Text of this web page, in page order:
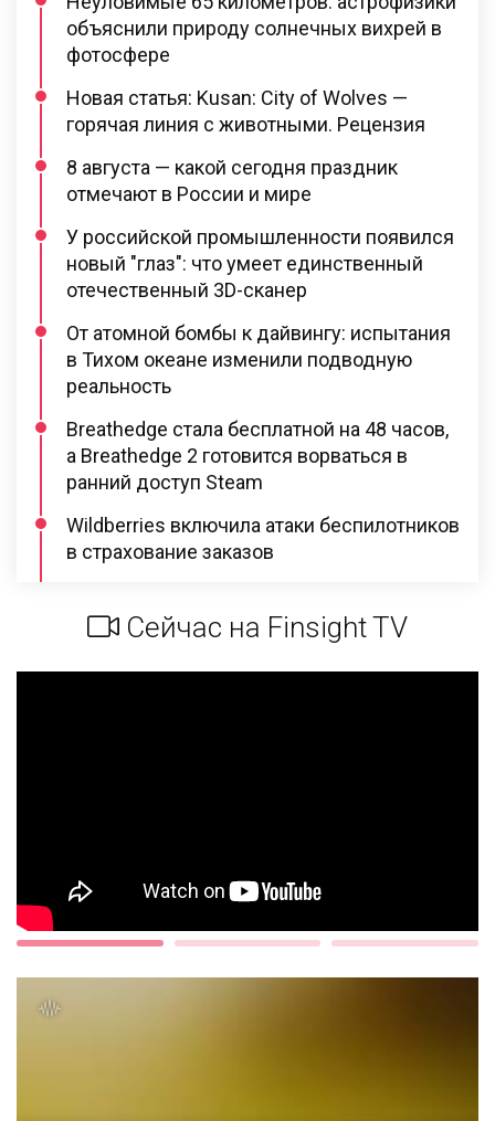
объяснили природу солнечных вихрей в
фотосфере
Новая статья: Kusan: City of Wolves —
горячая линия с животными. Рецензия
8 августа — какой сегодня праздник
отмечают в России и мире
У российской промышленности появился
новый "глаз": что умеет единственный
отечественный 3D-сканер
От атомной бомбы к дайвингу: испытания
в Тихом океане изменили подводную
реальность
Breathedge стала бесплатной на 48 часов,
а Breathedge 2 готовится ворваться в
ранний доступ Steam
Wildberries включила атаки беспилотников
в страхование заказов
Сейчас на Finsight TV